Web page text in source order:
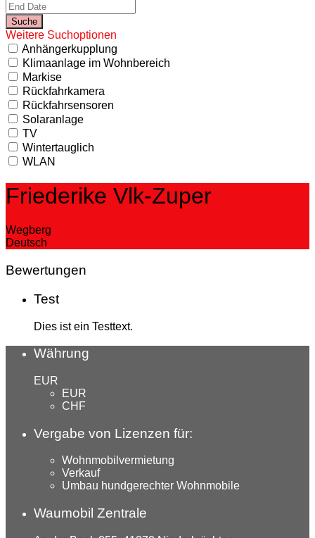
Weitere Suchoptionen
Anhängerkupplung
Klimaanlage im Wohnbereich
Markise
Rückfahrkamera
Rückfahrsensoren
Solaranlage
TV
Wintertauglich
WLAN
Friederike Vlk-Zuper
Wegberg
Deutsch
Bewertungen
Test
Dies ist ein Testtext.
Währung
EUR
EUR
CHF
Vergabe von Lizenzen für:
Wohnmobilvermietung
Verkauf
Umbau hundgerechter Wohnmobile
Waumobil Zentrale